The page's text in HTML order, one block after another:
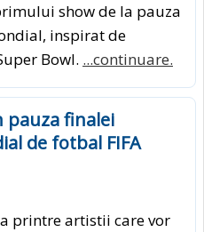
show de la pauza
inspirat de
Bowl. ...continuare.
pauza finalei
de fotbal FIFA
printre artistii care vor